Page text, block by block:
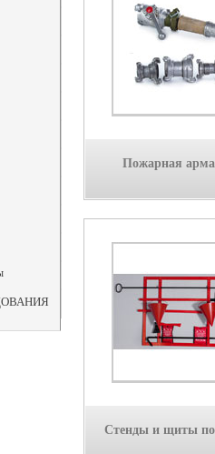
Пожарная
Стенды и щиты